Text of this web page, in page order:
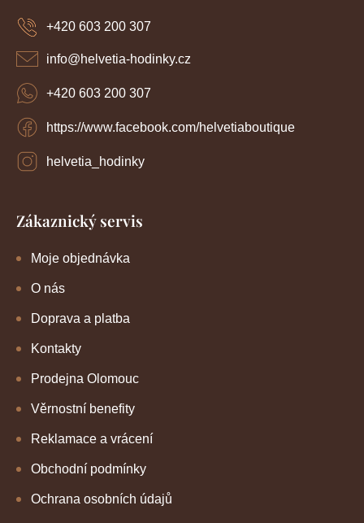
info@helvetia-hodinky.cz
+420 603 200 307
https://www.facebook.com/helvetiaboutique
helvetia_hodinky
+420 603 200 307
Zákaznický servis
Moje objednávka
O nás
Doprava a platba
Kontakty
Prodejna Olomouc
Věrnostní benefity
Reklamace a vrácení
Obchodní podmínky
Ochrana osobních údajů